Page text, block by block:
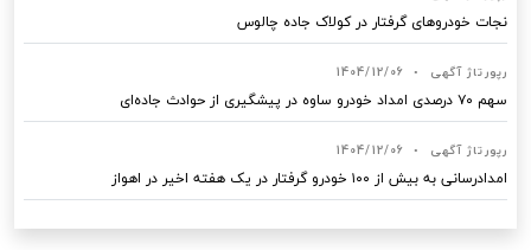
نجات خودروهای گرفتار در کولاک جاده چالوس
رپورتاژ آگهی •
1404/12/06
سهم ۷۰ درصدی امداد خودرو ساوه در پیشگیری از حوادث جاده‌ای
رپورتاژ آگهی •
1404/12/06
امدادرسانی به بیش از ۱۰۰ خودرو گرفتار در یک هفته اخیر در اهواز